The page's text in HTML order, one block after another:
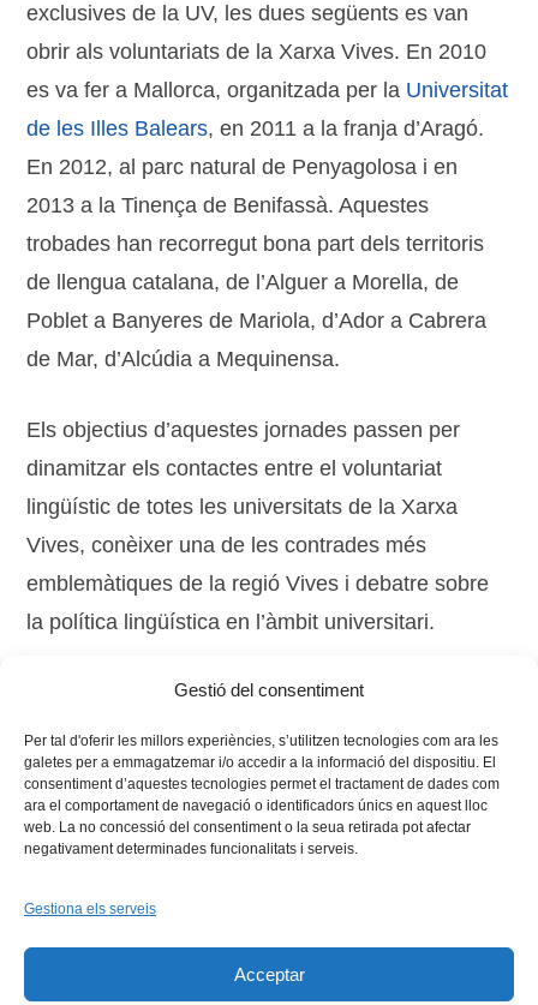
Gestió del consentiment
Per tal d'oferir les millors experiències, s’utilitzen tecnologies com ara les
galetes per a emmagatzemar i/o accedir a la informació del dispositiu. El
consentiment d’aquestes tecnologies permet el tractament de dades com
ara el comportament de navegació o identificadors únics en aquest lloc
web. La no concessió del consentiment o la seua retirada pot afectar
negativament determinades funcionalitats i serveis.
Gestiona els serveis
Acceptar
exclusives de la UV, les dues següents es van
obrir als voluntariats de la Xarxa Vives. En 2010
es va fer a Mallorca, organitzada per la Universitat
de les Illes Balears, en 2011 a la franja d’Aragó.
En 2012, al parc natural de Penyagolosa i en
2013 a la Tinença de Benifassà. Aquestes
trobades han recorregut bona part dels territoris
de llengua catalana, de l’Alguer a Morella, de
Poblet a Banyeres de Mariola, d’Ador a Cabrera
de Mar, d’Alcúdia a Mequinensa.
Els objectius d’aquestes jornades passen per
dinamitzar els contactes entre el voluntariat
lingüístic de totes les universitats de la Xarxa
Vives, conèixer una de les contrades més
emblemàtiques de la regió Vives i debatre sobre
la política lingüística en l’àmbit universitari.
estudiantat,Llengua,voluntariat